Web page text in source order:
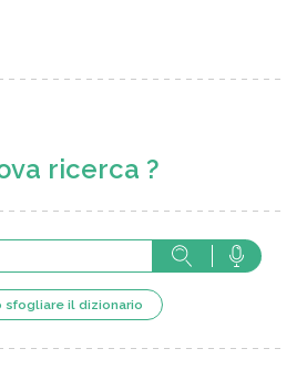
ricerca ?
sfogliare il dizionario